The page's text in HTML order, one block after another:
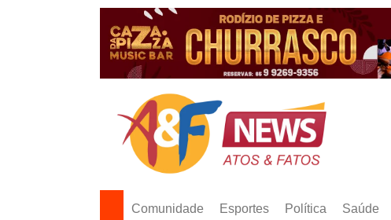
Comunidade Esportes Política Saúde